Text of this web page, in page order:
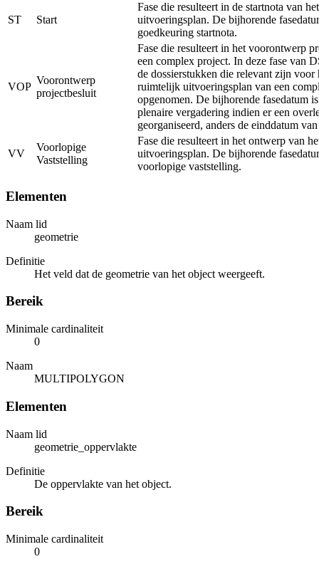
ST Start
Fase die resulteert in de startnota van
uitvoeringsplan. De bijhorende
goedkeuring startnota.
VOP
Voorontwerp
projectbesluit
Fase die resulteert in het voorontwerp
een complex project. In deze fase van
de dossierstukken die relevant zijn
ruimtelijk uitvoeringsplan van een
opgenomen. De bijhorende fasedatum
plenaire vergadering indien er een
georganiseerd, anders de einddatum
VV
Voorlopige
Vaststelling
Fase die resulteert in het ontwerp van
uitvoeringsplan. De bijhorende
voorlopige vaststelling.
Elementen
Naam lid
geometrie
Definitie
Het veld dat de geometrie van het object weergeeft.
Bereik
Minimale cardinaliteit
0
Naam
MULTIPOLYGON
Elementen
Naam lid
geometrie_oppervlakte
Definitie
De oppervlakte van het object.
Bereik
Minimale cardinaliteit
0